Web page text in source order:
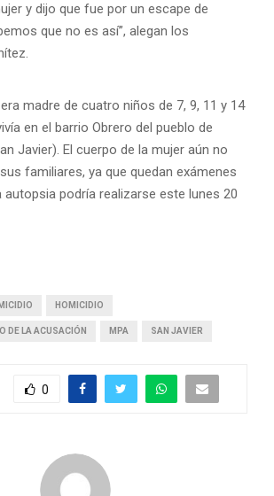
y dijo que fue por un escape de
que no es así”, alegan los
madre de cuatro niños de 7, 9, 11 y 14
en el barrio Obrero del pueblo de
Javier). El cuerpo de la mujer aún no
familiares, ya que quedan exámenes
autopsia podría realizarse este lunes 20
HOMICIDIO
DE LA ACUSACIÓN MPA SAN JAVIER
0